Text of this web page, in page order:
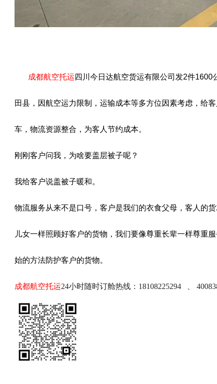
成都航空托运 四川今日达航空货运有限公司发2件
田县，因航空运力限制，运输成本等多方位因素考虑，给
车，物流资源整合，为客人节约成本。
刚刚客户问我，为啥要盖层被子呢？
我给客户说盖被子暖和。
物流服务从来不是口号，客户是我们的衣食父母，客人的
儿女一样照顾好客户的货物，我们要像尊重长辈一样尊重
始的方法防护客户的货物。
成都航空托运24小时随时订舱热线：18108225294 、